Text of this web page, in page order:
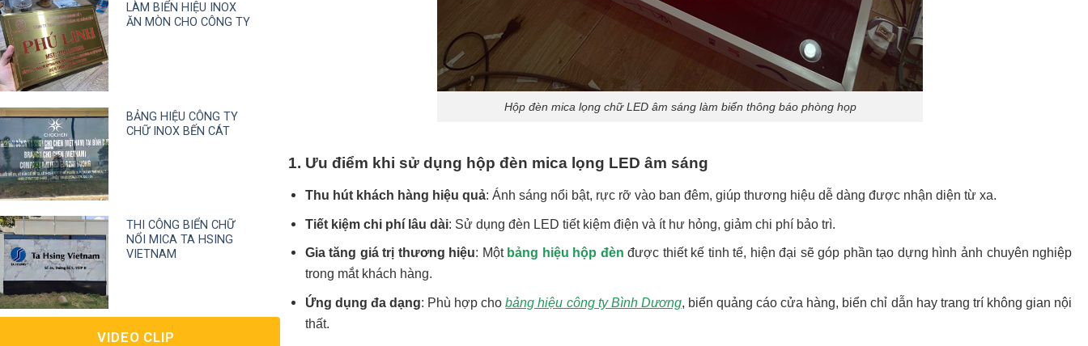
LÀM BIỂN HIỆU INOX
ĂN MÒN CHO CÔNG TY
BẢNG HIỆU CÔNG TY
CHỮ INOX BẾN CÁT
THI CÔNG BIỂN CHỮ
NỔI MICA TA HSING
VIETNAM
VIDEO CLIP
Hộp đèn mica lọng chữ LED âm sáng làm biển thông báo phòng họp
1. Ưu điểm khi sử dụng hộp đèn mica lọng LED âm sáng
Thu hút khách hàng hiệu quả: Ánh sáng nổi bật, rực rỡ vào ban đêm, giúp thương hiệu dễ dàng được nhận diện từ xa.
Tiết kiệm chi phí lâu dài: Sử dụng đèn LED tiết kiệm điện và ít hư hỏng, giảm chi phí bảo trì.
Gia tăng giá trị thương hiệu: Một bảng hiệu hộp đèn được thiết kế tinh tế, hiện đại sẽ góp phần tạo dựng hình ảnh chuyên nghiệp
trong mắt khách hàng.
Ứng dụng đa dạng: Phù hợp chobảng hiệu công ty Bình Dương, biển quảng cáo cửa hàng, biển chỉ dẫn hay trang trí không gian nội
thất.